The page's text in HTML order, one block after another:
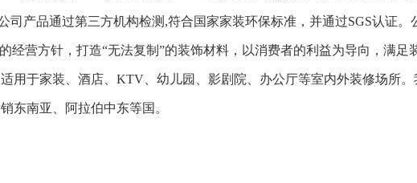
司产品通过第三方机构检测,符合国家家装环保标准，并通过SGS认证
经营方针，打造“无法复制”的装饰材料，以消费者的利益为导向，满
用于家装、酒店、KTV、幼儿园、影剧院、办公厅等室内外装修场所
东南亚、阿拉伯中东等国。